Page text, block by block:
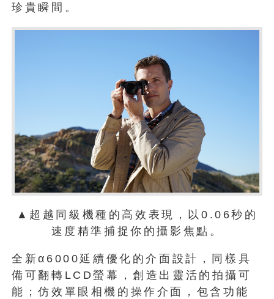
珍貴瞬間。
▲超越同級機種的高效表現，以0.06秒的
速度精準捕捉你的攝影焦點。
全新α6000延續優化的介面設計，同樣具
備可翻轉LCD螢幕，創造出靈活的拍攝可
能；仿效單眼相機的操作介面，包含功能